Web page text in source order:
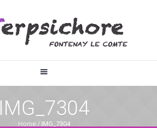
IMG_7304
Home / IMG_7304